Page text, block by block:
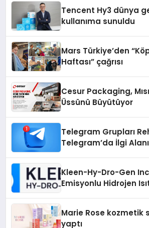
Tencent Hy3 dünya
kullanıma sunuldu
Mars Türkiye’den
Haftası” çağrısı
Cesur Packaging,
Üssünü Büyütüyor
Telegram Grupları
Telegram’da İlgi
Kleen-Hy-Dro-Gen
Emisyonlu Hidrojen
Marie Rose kozmetik
yaptı